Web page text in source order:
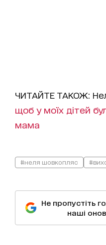
ЧИТАЙТЕ ТАКОЖ:
щоб у моїх дітей
мама
#неля шовкопляс
Не пропустіть
наші